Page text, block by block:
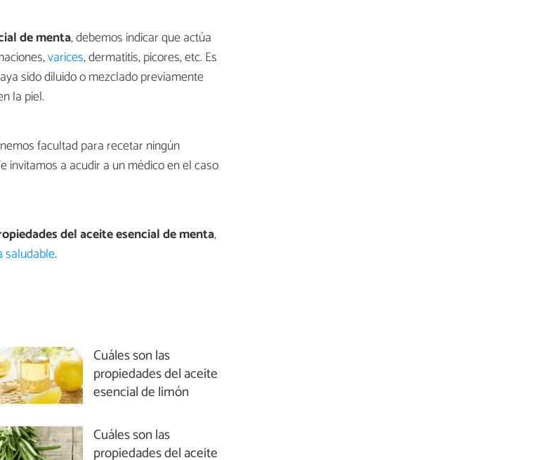
de menta, debemos indicar que actúa
varices, dermatitis, picores, etc. Es
sido diluido o mezclado previamente
la piel.
facultad para recetar ningún
invitamos a acudir a un médico en el caso
del aceite esencial de menta,
saludable.
Cuáles son las
propiedades del aceite
esencial de limón
Cuáles son las
propiedades del aceite